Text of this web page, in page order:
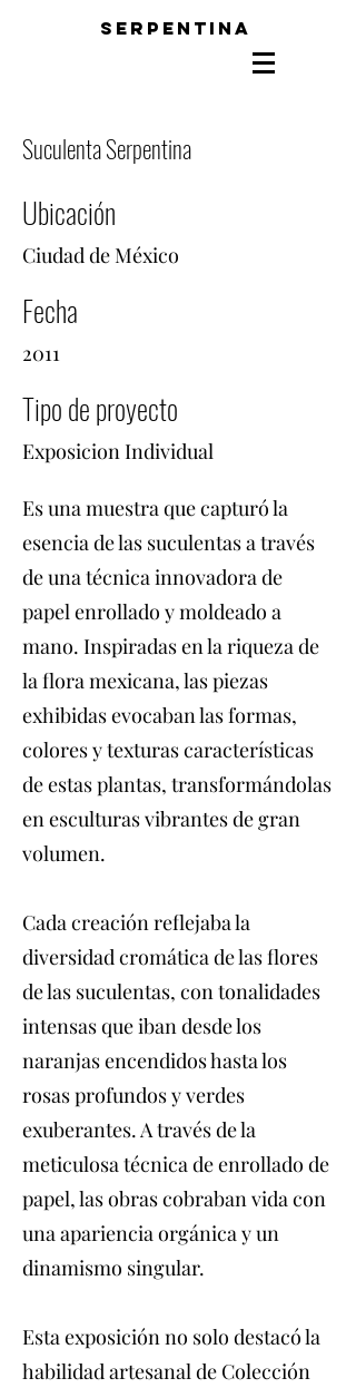
SERPENTINA
Suculenta Serpentina
Ubicación
Ciudad de México
Fecha
2011
Tipo de proyecto
Exposicion Individual
Es una muestra que capturó la
esencia de las suculentas a través
de una técnica innovadora de
papel enrollado y moldeado a
mano. Inspiradas en la riqueza de
la flora mexicana, las piezas
exhibidas evocaban las formas,
colores y texturas características
de estas plantas, transformándolas
en esculturas vibrantes de gran
volumen.
Cada creación reflejaba la
diversidad cromática de las flores
de las suculentas, con tonalidades
intensas que iban desde los
naranjas encendidos hasta los
rosas profundos y verdes
exuberantes. A través de la
meticulosa técnica de enrollado de
papel, las obras cobraban vida con
una apariencia orgánica y un
dinamismo singular.
Esta exposición no solo destacó la
habilidad artesanal de Colección